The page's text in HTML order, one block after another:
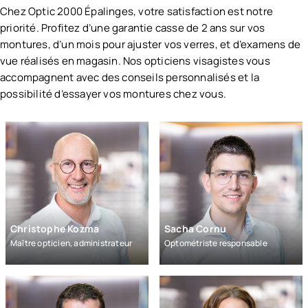
Mesure de la pression intraoculaire
Contrôle de la santé oculaire
Freination de la myopie
Loupes et jumelles optiques
Lunettes de sport adaptées à la vue
Lunettes de tir
Spécialiste progressifs
Lunettes de sécurité
Lunettes de natation/plongée à la vue
VOIR TOUS LES SERVICES OPTIC 2000
Morel
Platon
Silhouette
Whaoo
Andy Wolf
Blush by Caroline Abram
Caroline Abram
Götti
Moderato
Orgreen
Dior
Emporio Armani
Gucci
Tom Ford
Burberry
Garrett Leight
Little Paul & Joe
Espace optiques
Chez Optic 2000 Épalinges, votre satisfaction est notre
priorité. Profitez d’une garantie casse de 2 ans sur vos
montures, d’un mois pour ajuster vos verres, et d’examens de
vue réalisés en magasin. Nos opticiens visagistes vous
accompagnent avec des conseils personnalisés et la
possibilité d’essayer vos montures chez vous.
Christophe Kozma
Maître opticien, administrateur
Sacha Cornu
Optométriste responsable